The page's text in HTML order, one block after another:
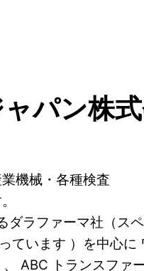
ャパン株
機械・各種検査
ラファーマ社（
ています ）を中心
ABC トランスフ